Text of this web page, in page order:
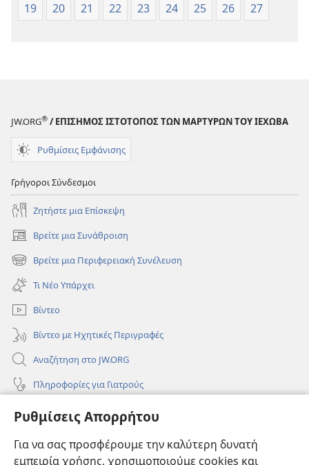
Ρυθμίσεις Απορρήτου
Για να σας προσφέρουμε την καλύτερη δυνατή
εμπειρία χρήσης, χρησιμοποιούμε cookies και
19
20 21 22 23 24 25 26 27
JW.ORG® / ΕΠΙΣΗΜΟΣ ΙΣΤΟΤΟΠΟΣ ΤΩΝ ΜΑΡΤΥΡΩΝ ΤΟΥ ΙΕΧΩΒΑ
Ρυθμίσεις Εμφάνισης
Γρήγοροι Σύνδεσμοι
Ζητήστε μια Επίσκεψη
Βρείτε μια Συνάθροιση
(ανοίγει
νέο
παράθυρο)
Βρείτε μια Περιφερειακή Συνέλευση
(ανοίγει
νέο
παράθυρο)
Τι Νέο Υπάρχει
Βίντεο
Βίντεο με Ηχητικές Περιγραφές
Αναζήτηση στο JW.ORG
Πληροφορίες για Γιατρούς
Πληροφορίες για Επίσημους Φορείς και ΜΜΕ